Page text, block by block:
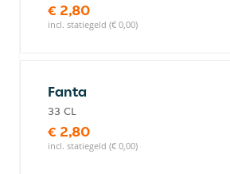
€ 2,80
incl. statiegeld (€ 0,00)
Fanta
33 CL
€ 2,80
incl. statiegeld (€ 0,00)